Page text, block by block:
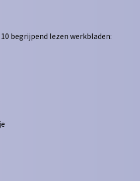
begrijpend lezen werkbladen: